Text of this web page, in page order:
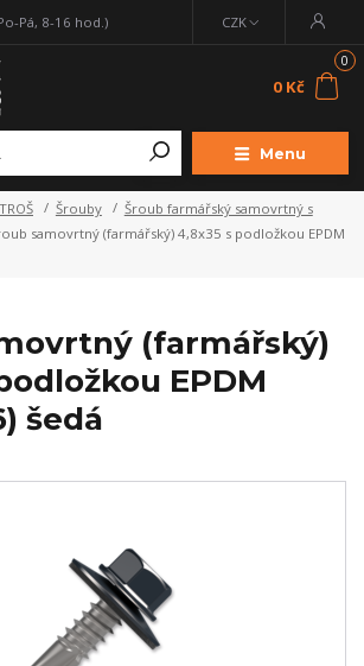
Menu
CZK
Pá, 8-16 hod.)
0
0 Kč
Šrouby
Šroub farmářský samovrtný s
samovrtný (farmářský) 4,8x35 s podložkou EPDM
(farmářský)
EPDM
šedá